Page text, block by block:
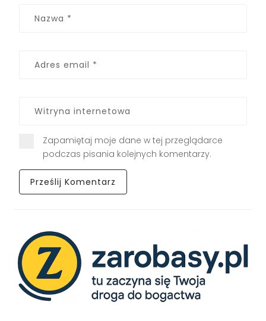
Zapamiętaj moje dane w tej przeglądarce
podczas pisania kolejnych komentarzy.